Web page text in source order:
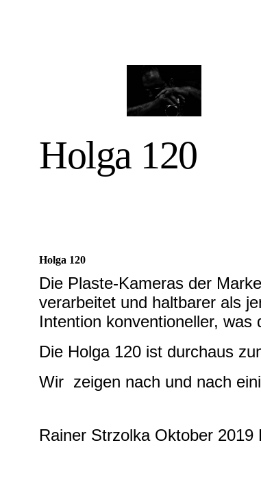
Holga 120
Holga 120
Die Plaste-Kameras der
verarbeitet und haltbarer als
Intention konventioneller, was
Die Holga 120 ist durchaus
Wir zeigen nach und nach
Rainer Strzolka Oktober